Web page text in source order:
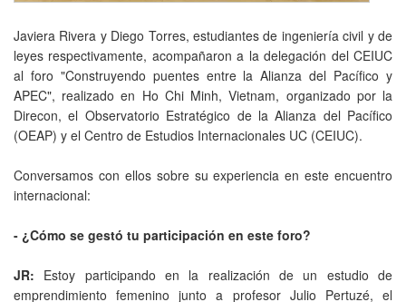
Javiera Rivera y Diego Torres, estudiantes de ingeniería civil y de
leyes respectivamente, acompañaron a la delegación del CEIUC
al foro "Construyendo puentes entre la Alianza del Pacífico y
APEC", realizado en Ho Chi Minh, Vietnam, organizado por la
Direcon, el Observatorio Estratégico de la Alianza del Pacífico
(OEAP) y el Centro de Estudios Internacionales UC (CEIUC).
Conversamos con ellos sobre su experiencia en este encuentro
internacional:
- ¿Cómo se gestó tu participación en este foro?
JR: Estoy participando en la realización de un estudio de
emprendimiento femenino junto a profesor Julio Pertuzé, el